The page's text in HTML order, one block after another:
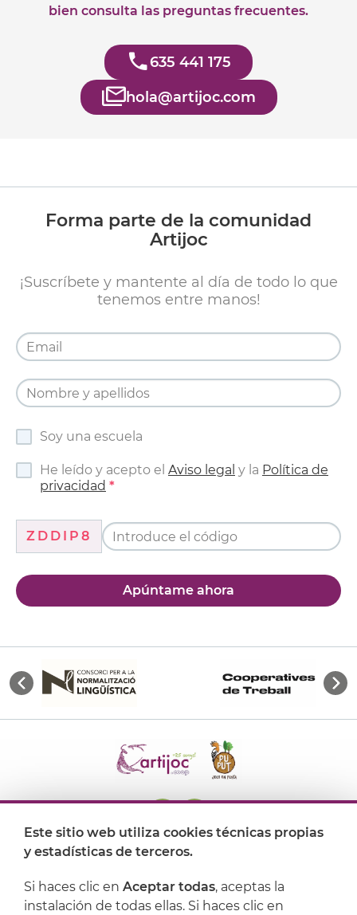
bien consulta las preguntas frecuentes.
635 441 175
hola@artijoc.com
Forma parte de la comunidad
Artijoc
¡Suscríbete y mantente al día de todo lo que
tenemos entre manos!
Soy una escuela
He leído y acepto el Aviso legal y la Política de
privacidad
ZDDIP8
Apúntame ahora
Dónde encontrarnos
Artijoc
Este sitio web utiliza cookies técnicas propias
y estadísticas de terceros.
Si haces clic en Aceptar todas, aceptas la
instalación de todas ellas. Si haces clic en